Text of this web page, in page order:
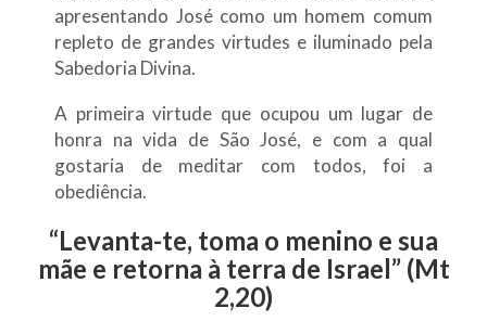
apresentando José como um homem comum
repleto de grandes virtudes e iluminado pela
Sabedoria Divina.
A primeira virtude que ocupou um lugar de
honra na vida de São José, e com a qual
gostaria de meditar com todos, foi a
obediência.
“Levanta-te, toma o menino e sua
mãe e retorna à terra de Israel” (Mt
2,20)